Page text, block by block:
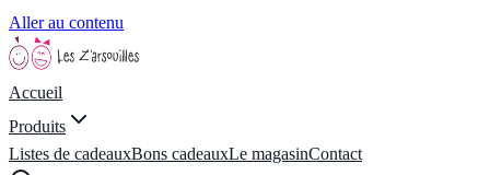
Aller au contenu
Accueil
Produits
Listes de cadeauxBons cadeauxLe magasinContact